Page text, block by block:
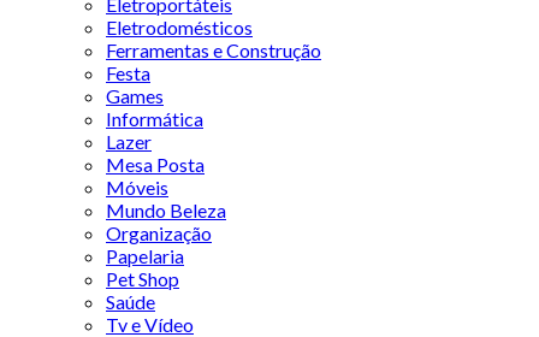
Eletrodomésticos
Ferramentas e Construção
Festa
Games
Informática
Lazer
Mesa Posta
Móveis
Mundo Beleza
Organização
Papelaria
Pet Shop
Saúde
Tv e Vídeo